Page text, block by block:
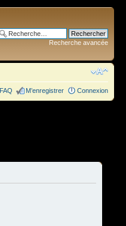
Recherche avancée
FAQ M’enregistrer Connexion